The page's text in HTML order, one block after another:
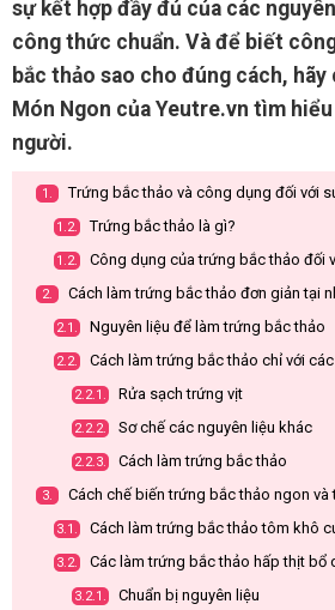
sự kết hợp đầy đủ của các
công thức chuẩn. Và để biết
bắc thảo sao cho đúng cách, hãy
Món Ngon của Yeutre.vn tìm
người.
1. Trứng bắc thảo và công dụng đối với
1.2. Trứng bắc thảo là gì?
1.2. Công dụng của trứng bắc thảo đối
2. Cách làm trứng bắc thảo đơn giản tại
2.1. Nguyên liệu để làm trứng bắc thảo
2.2. Cách làm trứng bắc thảo chỉ với
2.2.1. Rửa sạch trứng vịt
2.2.2. Sơ chế các nguyên liệu khác
2.2.3. Cách làm trứng bắc thảo
3. Cách chế biến trứng bắc thảo ngon
3.1. Cách làm trứng bắc thảo tôm khô
3.2. Các làm trứng bắc thảo hấp thịt bổ
3.2.1. Chuẩn bị nguyên liệu